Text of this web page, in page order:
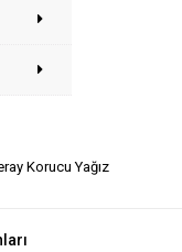
Korucu Yağız